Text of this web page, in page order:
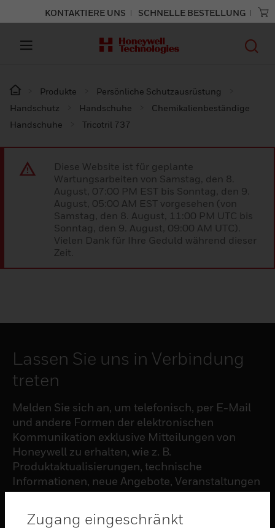
KONTAKTIERE UNS SCHNELLE BESTELLUNG
Produkte
Persönliche Schutzausrüstung
Handschutz
Handschuhe
Chemikalienbeständige
Handschuhe
Tricotril 737
Diese Website ist für geplante
Wartungsarbeiten von Samstag, den 8.
August, 07:00 PM EST bis Sonntag, den 9.
August, 05:00 AM EST vorgesehen (von
Samstag, den 8. August, 11:00 PM UTC bis
Sonntag, den 9. August, 09:00 AM UTC).
Vielen Dank für Ihre Geduld während dieser
Zeit.
Lassen Sie uns in Verbindung
treten
Melden Sie sich an, um telefonisch, per E-Mail
und andere Formen der elektronischen
Kommunikation exklusive Mitteilungen von
Honeywell zu erhalten, wie z. B.
Produktaktualisierungen, technische
Informationen, neue Angebote, Veranstaltungen
und Neuigkeiten, Umfragen, Sonderangebote
Zugang eingeschränkt